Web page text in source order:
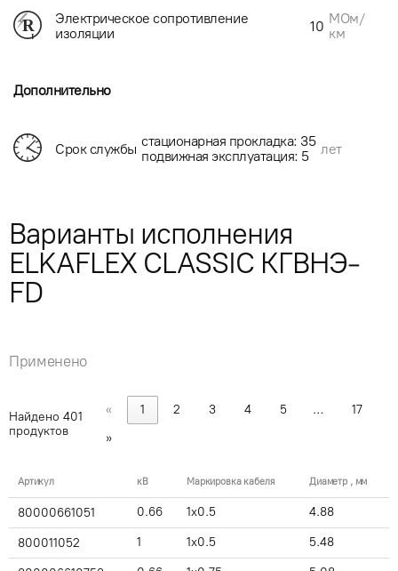
Электрическое сопротивление
изоляции
10 МОм/
км
Дополнительно
Срок службы стационарная прокладка: 35
подвижная эксплуатация: 5
лет
Варианты исполнения
ELKAFLEX CLASSIC КГВНЭ-
FD
Применено
Найдено 401
продуктов
« 1 2 3 4 5 …
17
»
Артикул кВ Маркировка кабеля Диаметр , мм
80000661051 0.66 1x0.5 4.88
800011052 1 1x0.5 5.48